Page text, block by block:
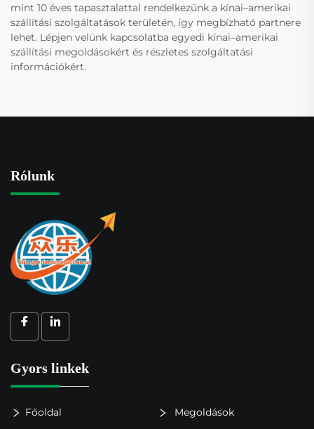
mint 10 éves tapasztalattal rendelkezünk a kínai–amerikai
szállítási szolgáltatások területén, így megbízható partnere
lehet. Lépjen velünk kapcsolatba egyedi kínai–amerikai
szállítási megoldásokért és részletes szolgáltatási
információkért.
Rólunk
Gyors linkek
Főoldal Megoldások